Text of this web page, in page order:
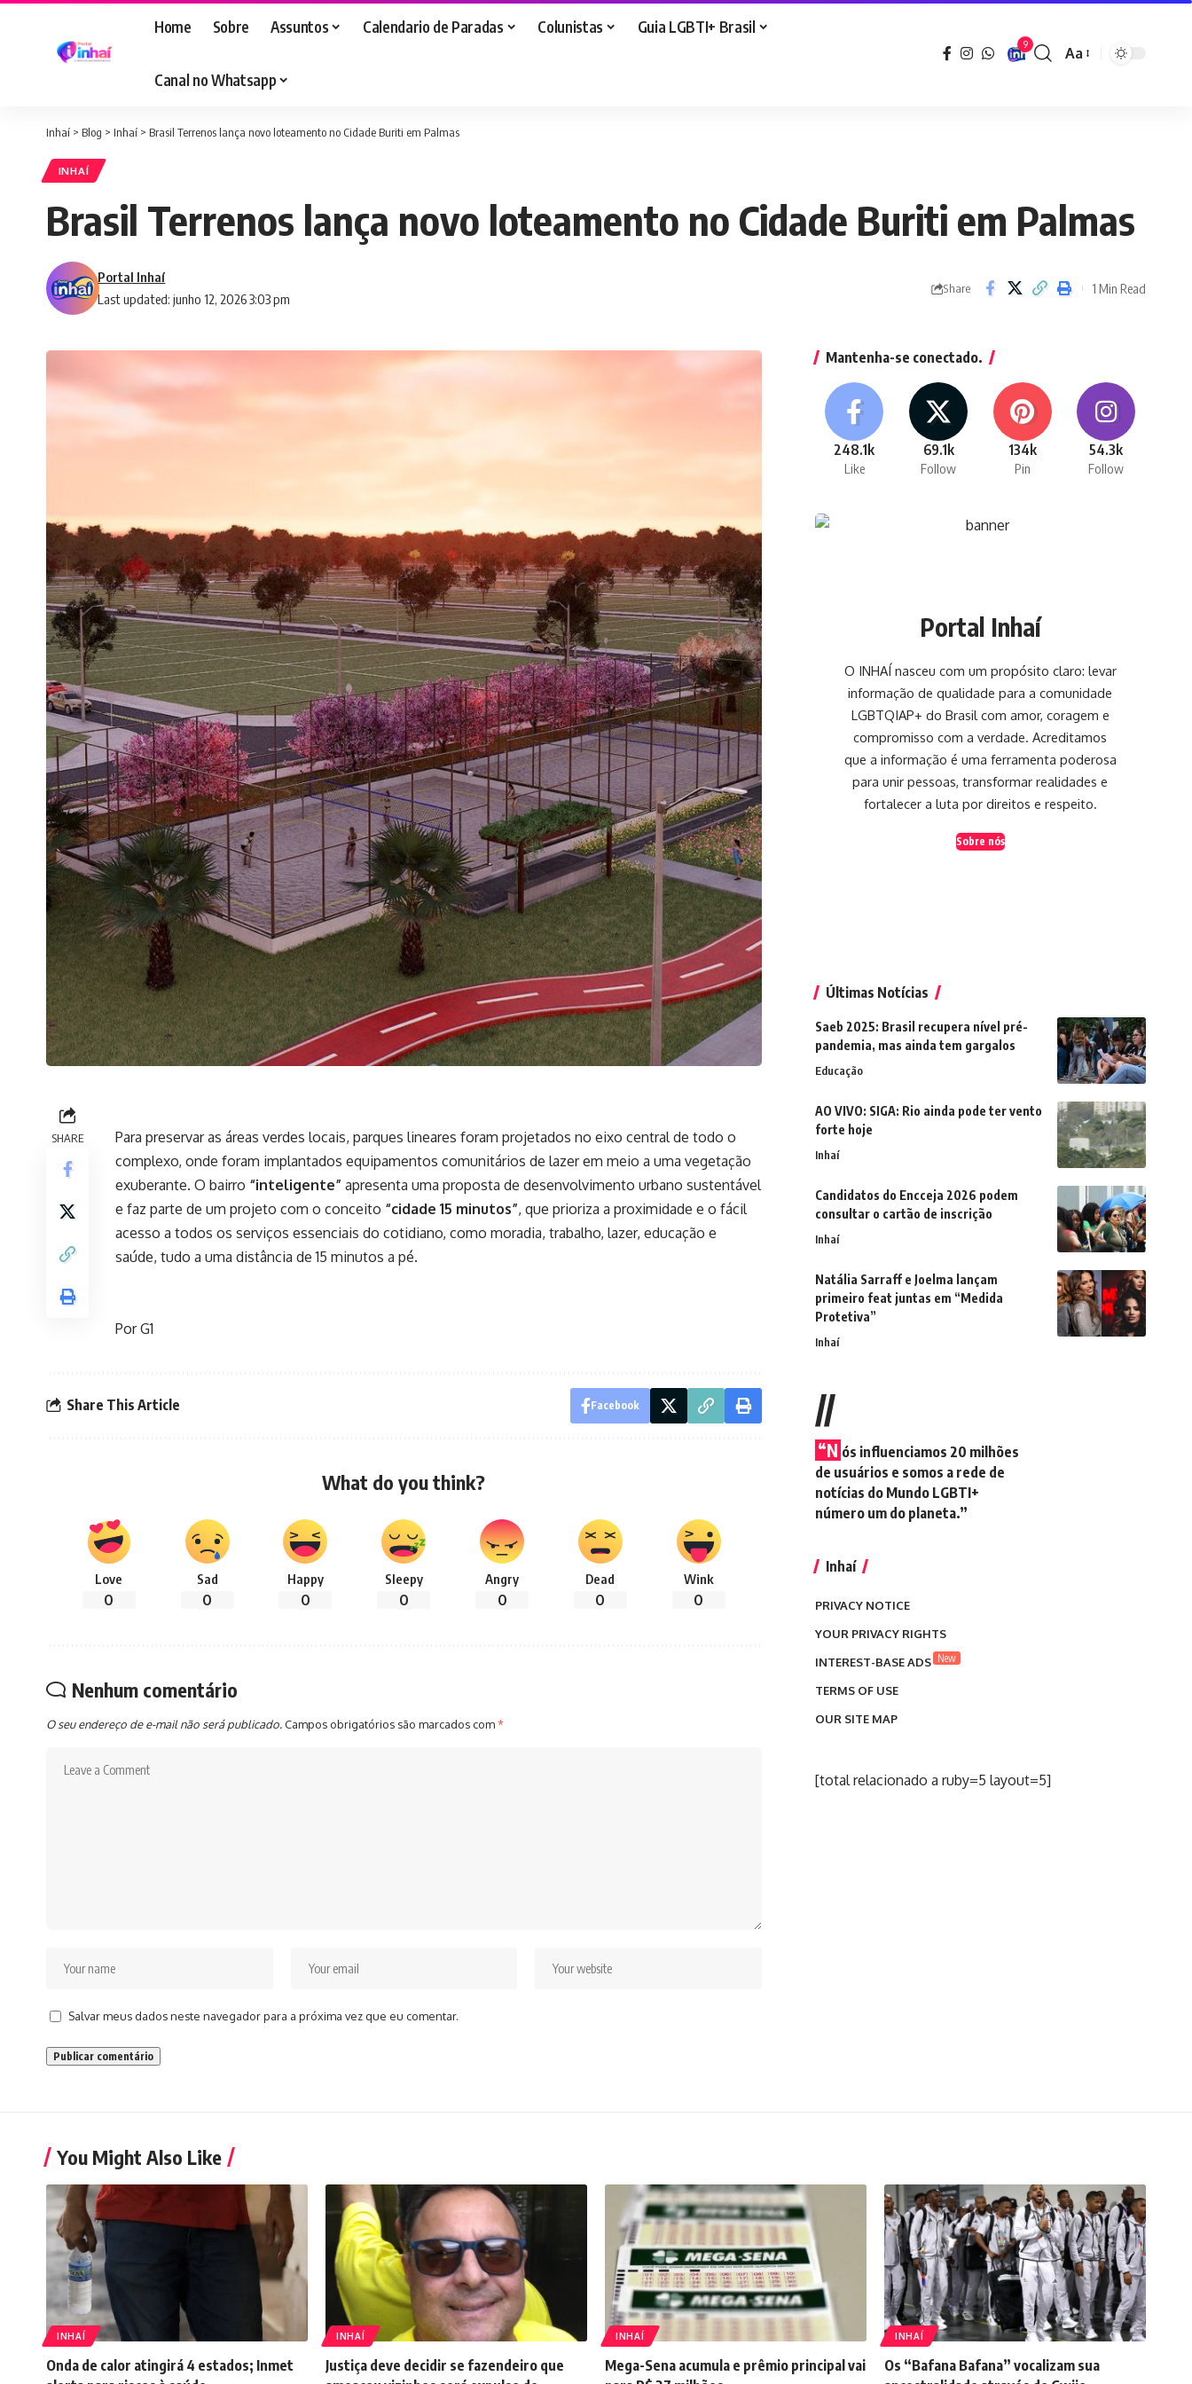
Home Sobre Assuntos Calendario de Paradas Colunistas Guia LGBTI+ Brasil
Canal no Whatsapp
9
Font
Aa
Inhaí > Blog > Inhaí > Brasil Terrenos lança novo loteamento no Cidade Buriti em Palmas
INHAÍ
Brasil Terrenos lança novo loteamento no Cidade Buriti em Palmas
Last updated: junho 12, 2026 3:03 pm
Portal Inhaí
Share 1 Min Read
SHARE
Para preservar as áreas verdes locais, parques lineares foram projetados no eixo central de todo o
complexo, onde foram implantados equipamentos comunitários de lazer em meio a uma vegetação
exuberante. O bairro “inteligente” apresenta uma proposta de desenvolvimento urbano sustentável
e faz parte de um projeto com o conceito “cidade 15 minutos”, que prioriza a proximidade e o fácil
acesso a todos os serviços essenciais do cotidiano, como moradia, trabalho, lazer, educação e
saúde, tudo a uma distância de 15 minutos a pé.
Por G1
Share This Article Facebook
What do you think?
Love
0
Sad
0
Happy
0
Sleepy
0
Angry
0
Dead
0
Wink
0
Nenhum comentário
O seu endereço de e-mail não será publicado. Campos obrigatórios são marcados com*
Salvar meus dados neste navegador para a próxima vez que eu comentar.
Mantenha-se conectado.
248.1k
Like
69.1k
Follow
134k
Pin
54.3k
Follow
Portal Inhaí
O INHAÍ nasceu com um propósito claro: levar
informação de qualidade para a comunidade
LGBTQIAP+ do Brasil com amor, coragem e
compromisso com a verdade. Acreditamos
que a informação é uma ferramenta poderosa
para unir pessoas, transformar realidades e
fortalecer a luta por direitos e respeito.
Sobre nós
Últimas Notícias
Saeb 2025: Brasil recupera nível pré-
pandemia, mas ainda tem gargalos
Educação
AO VIVO: SIGA: Rio ainda pode ter vento
forte hoje
Inhaí
Candidatos do Encceja 2026 podem
consultar o cartão de inscrição
Inhaí
Natália Sarraff e Joelma lançam
primeiro feat juntas em “Medida
Protetiva”
Inhaí
//
“N ós influenciamos 20 milhões
de usuários e somos a rede de
notícias do Mundo LGBTI+
número um do planeta.”
Inhaí
PRIVACY NOTICE
YOUR PRIVACY RIGHTS
INTEREST-BASE ADS New
TERMS OF USE
OUR SITE MAP
[total relacionado a ruby=5 layout=5]
You Might Also Like
INHAÍ
Onda de calor atingirá 4 estados; Inmet
INHAÍ
Justiça deve decidir se fazendeiro que
INHAÍ
Mega-Sena acumula e prêmio principal vai
INHAÍ
Os “Bafana Bafana” vocalizam sua